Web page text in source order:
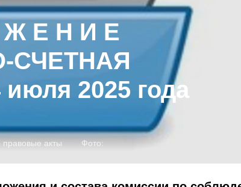
Е Н И Е
СЧЕТНАЯ
2025 года
акты Фото: